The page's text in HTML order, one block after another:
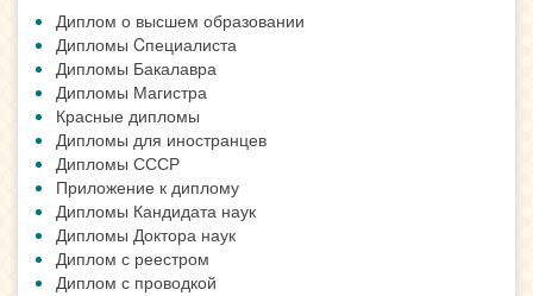
Диплом о высшем образовании
Дипломы Cпециалиста
Дипломы Бакалавра
Дипломы Магистра
Красные дипломы
Дипломы для иностранцев
Дипломы СССР
Приложение к диплому
Дипломы Кандидата наук
Дипломы Доктора наук
Диплом с реестром
Диплом с проводкой